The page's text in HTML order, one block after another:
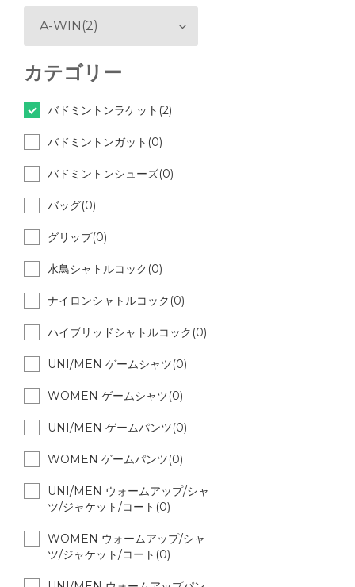
A-WIN(2)
カテゴリー
バドミントンラケット(2)
バドミントンガット(0)
バドミントンシューズ(0)
バッグ(0)
グリップ(0)
水鳥シャトルコック(0)
ナイロンシャトルコック(0)
ハイブリッドシャトルコック(0)
UNI/MEN ゲームシャツ(0)
WOMEN ゲームシャツ(0)
UNI/MEN ゲームパンツ(0)
WOMEN ゲームパンツ(0)
UNI/MEN ウォームアップ/シャ
ツ/ジャケット/コート(0)
WOMEN ウォームアップ/シャ
ツ/ジャケット/コート(0)